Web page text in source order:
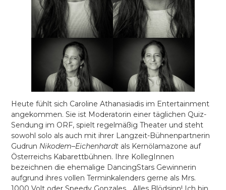
Heute fühlt sich Caroline Athanasiadis im Entertainment
angekommen. Sie ist Moderatorin einer täglichen Quiz-
Sendung im ORF, spielt regelmäßig Theater und steht
sowohl solo als auch mit ihrer Langzeit-Bühnenpartnerin
Gudrun Nikodem–Eichenhardt als Kernölamazone auf
Österreichs Kabarettbühnen. Ihre KollegInnen
bezeichnen die ehemalige DancingStars Gewinnerin
aufgrund ihres vollen Terminkalenders gerne als Mrs.